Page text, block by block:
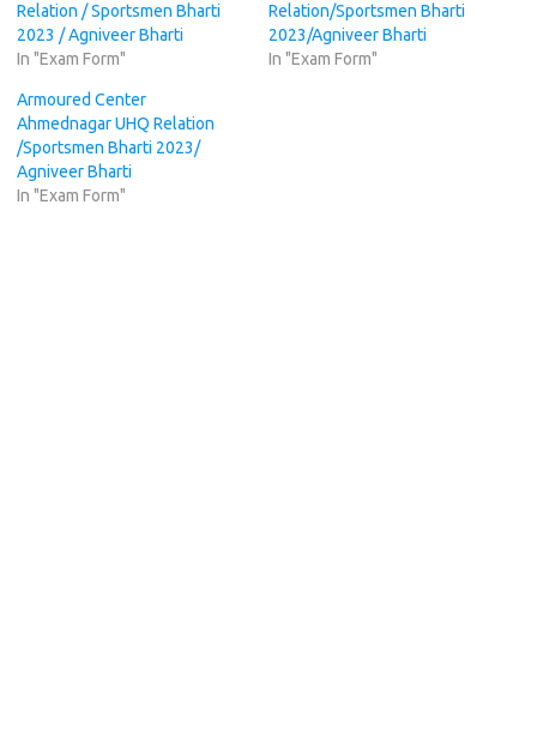
Relation / Sportsmen Bharti
2023 / Agniveer Bharti
In "Exam Form"
Relation/Sportsmen Bharti
2023/Agniveer Bharti
In "Exam Form"
Armoured Center
Ahmednagar UHQ Relation
/Sportsmen Bharti 2023/
Agniveer Bharti
In "Exam Form"